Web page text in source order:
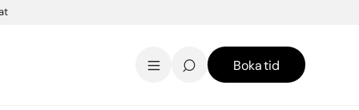
KontaktEnglish
Boka tid